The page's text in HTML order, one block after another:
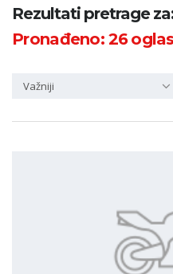
Kategorija
PRETRAŽI
Rezultati pretrage
Pronađeno:26
Važniji